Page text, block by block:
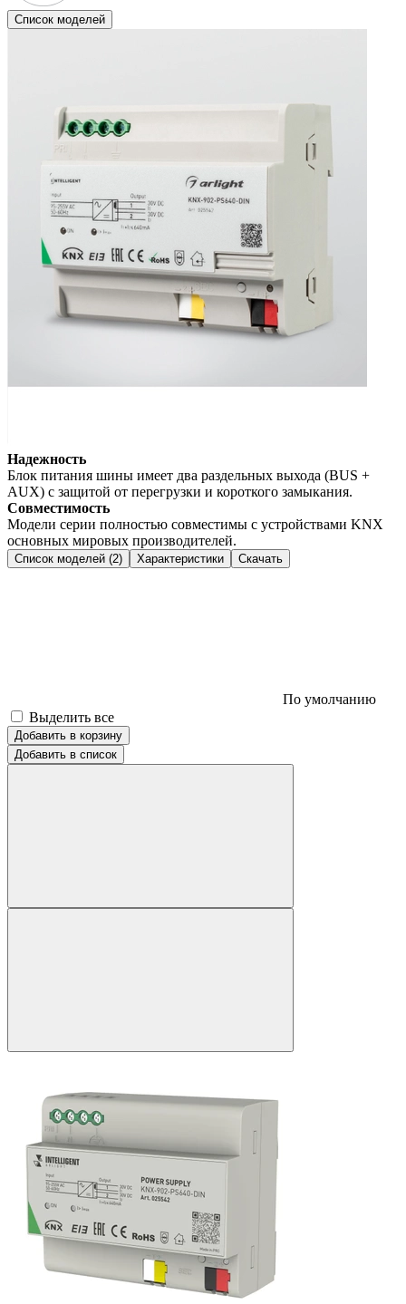
Список моделей
Надежность
Блок питания шины имеет два раздельных выхода (BUS +
AUX) с защитой от перегрузки и короткого замыкания.
Совместимость
Модели серии полностью совместимы с устройствами KNX
основных мировых производителей.
Список моделей (2) Характеристики Скачать
По умолчанию
Выделить все
Добавить в корзину
Добавить в список